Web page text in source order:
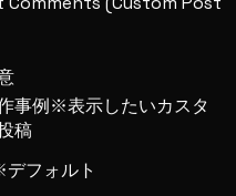
事例※表示したいカスタ
稿
フォルト